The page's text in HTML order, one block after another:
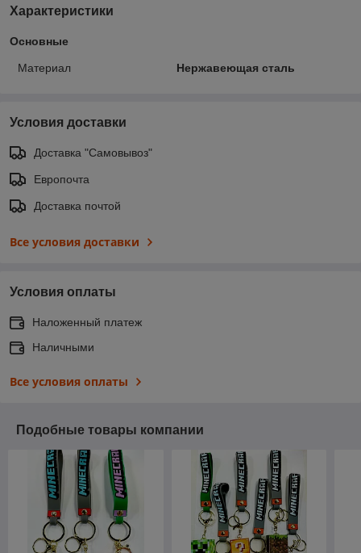
Характеристики
Основные
Материал Нержавеющая сталь
Условия доставки
Доставка "Самовывоз"
Европочта
Доставка почтой
Все условия доставки
Условия оплаты
Наложенный платеж
Наличными
Все условия оплаты
Подобные товары компании